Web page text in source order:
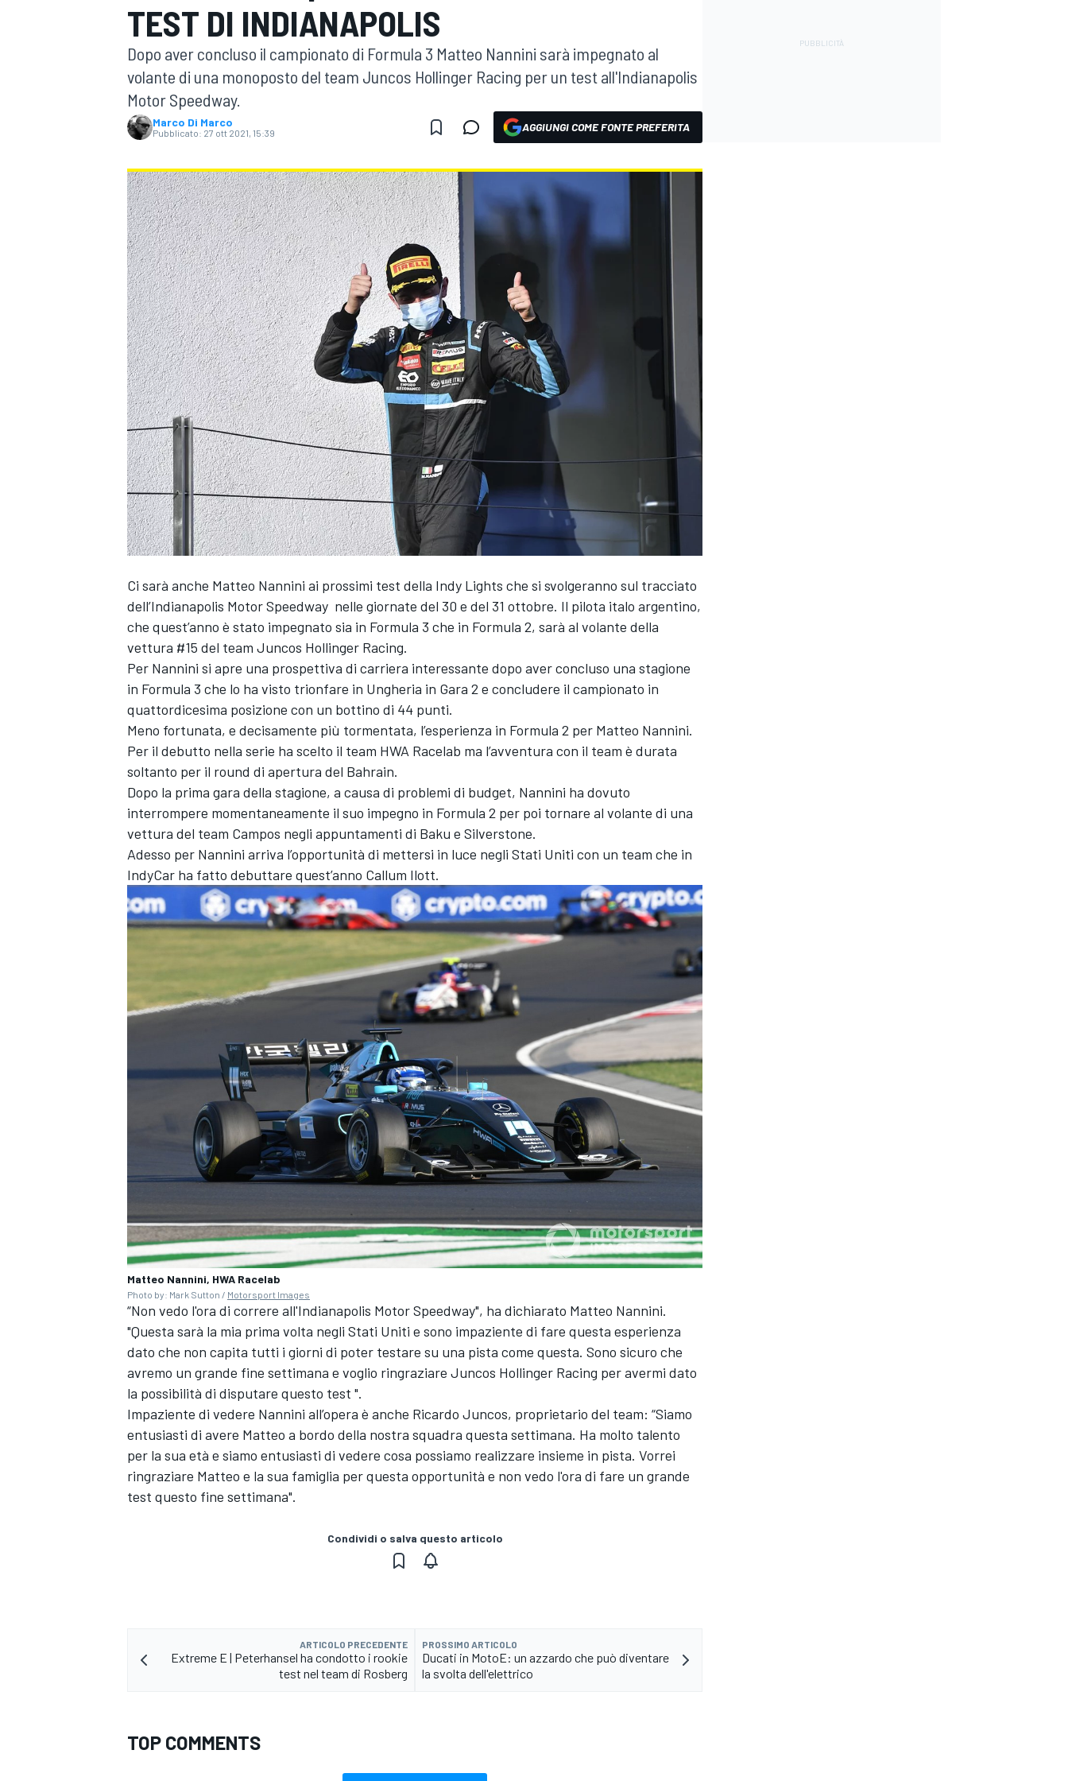
MOTOGP WEC
WRC
MONOPOSTO
ENDURANCE/GT
TEST DI INDIANAPOLIS
Dopo aver concluso il campionato di Formula 3 Matteo Nannini sarà impegnato al
volante di una monoposto del team Juncos Hollinger Racing per un test all'Indianapolis
Motor Speedway.
Marco Di Marco
Pubblicato: 27 ott 2021, 15:39 AGGIUNGI COME FONTE PREFERITA
Ci sarà anche Matteo Nannini ai prossimi test della Indy Lights che si svolgeranno sul tracciato
dell’Indianapolis Motor Speedway nelle giornate del 30 e del 31 ottobre. Il pilota italo argentino,
che quest’anno è stato impegnato sia in Formula 3 che in Formula 2, sarà al volante della
vettura #15 del team Juncos Hollinger Racing.
Per Nannini si apre una prospettiva di carriera interessante dopo aver concluso una stagione
in Formula 3 che lo ha visto trionfare in Ungheria in Gara 2 e concludere il campionato in
quattordicesima posizione con un bottino di 44 punti.
Meno fortunata, e decisamente più tormentata, l’esperienza in Formula 2 per Matteo Nannini.
Per il debutto nella serie ha scelto il team HWA Racelab ma l’avventura con il team è durata
soltanto per il round di apertura del Bahrain.
Dopo la prima gara della stagione, a causa di problemi di budget, Nannini ha dovuto
interrompere momentaneamente il suo impegno in Formula 2 per poi tornare al volante di una
vettura del team Campos negli appuntamenti di Baku e Silverstone.
Adesso per Nannini arriva l’opportunità di mettersi in luce negli Stati Uniti con un team che in
IndyCar ha fatto debuttare quest’anno Callum Ilott.
Matteo Nannini, HWA Racelab
Photo by: Mark Sutton / Motorsport Images
“Non vedo l'ora di correre all'Indianapolis Motor Speedway", ha dichiarato Matteo Nannini.
"Questa sarà la mia prima volta negli Stati Uniti e sono impaziente di fare questa esperienza
dato che non capita tutti i giorni di poter testare su una pista come questa. Sono sicuro che
avremo un grande fine settimana e voglio ringraziare Juncos Hollinger Racing per avermi dato
la possibilità di disputare questo test ".
Impaziente di vedere Nannini all’opera è anche Ricardo Juncos, proprietario del team: “Siamo
entusiasti di avere Matteo a bordo della nostra squadra questa settimana. Ha molto talento
per la sua età e siamo entusiasti di vedere cosa possiamo realizzare insieme in pista. Vorrei
ringraziare Matteo e la sua famiglia per questa opportunità e non vedo l'ora di fare un grande
test questo fine settimana".
Condividi o salva questo articolo
ARTICOLO PRECEDENTE
Extreme E | Peterhansel ha condotto i rookie
test nel team di Rosberg
PROSSIMO ARTICOLO
Ducati in MotoE: un azzardo che può diventare
la svolta dell'elettrico
TOP COMMENTS